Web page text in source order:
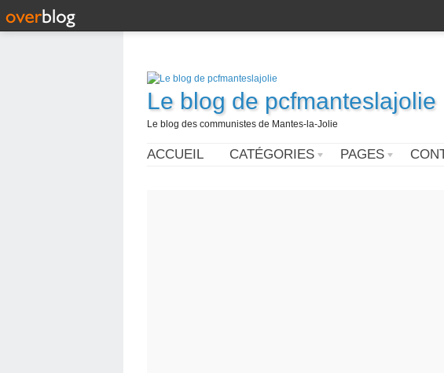
Le blog de pcfmanteslajolie
Le blog des communistes de Mantes-la-Jolie
ACCUEIL CATÉGORIES PAGES